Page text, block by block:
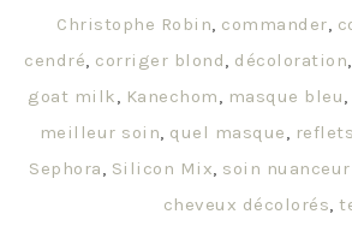
Christophe Robin, commander,
cendré, corriger blond, décoloration,
goat milk, Kanechom, masque bleu,
meilleur soin, quel masque,
Sephora, Silicon Mix, soin
cheveux décolorés,